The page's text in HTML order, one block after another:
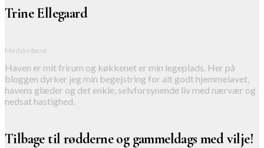
Trine Ellegaard
Madskribent
Haven er mit frirum og køkkenet er min legeplads. Her på
bloggen dyrker jeg min begejstring for alt godt hjemmelavet,
havens glæder og det enkle, selvforsynende liv med nærvær og
nedsat hastighed.
Tilbage til rødderne og gammeldags med vilje!